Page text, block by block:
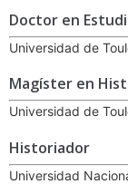
Doctor en
Universidad de
Magíster en
Universidad de
Historiador
Universidad